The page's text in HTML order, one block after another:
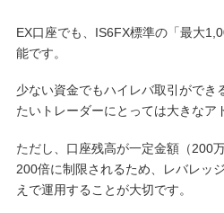
EX口座でも、IS6FX標準の「最大
能です。
少ない資金でもハイレバ取引ができ
たいトレーダーにとっては大きなア
ただし、口座残高が一定金額（200
200倍に制限されるため、レバレッ
えで運用することが大切です。